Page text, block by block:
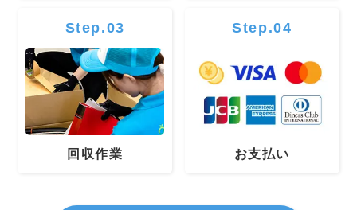
Step.03
回収作業
Step.04
お支払い